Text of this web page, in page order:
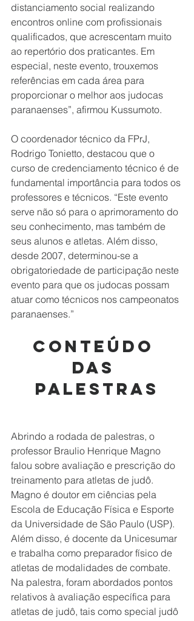
distanciamento social realizando
encontros online com profissionais
qualificados, que acrescentam muito
ao repertório dos praticantes. Em
especial, neste evento, trouxemos
referências em cada área para
proporcionar o melhor aos judocas
paranaenses”, afirmou Kussumoto.
O coordenador técnico da FPrJ,
Rodrigo Tonietto, destacou que o
curso de credenciamento técnico é de
fundamental importância para todos os
professores e técnicos. “Este evento
serve não só para o aprimoramento do
seu conhecimento, mas também de
seus alunos e atletas. Além disso,
desde 2007, determinou-se a
obrigatoriedade de participação neste
evento para que os judocas possam
atuar como técnicos nos campeonatos
paranaenses.”
Conteúdo
das
palestras
Abrindo a rodada de palestras, o
professor Braulio Henrique Magno
falou sobre avaliação e prescrição do
treinamento para atletas de judô.
Magno é doutor em ciências pela
Escola de Educação Física e Esporte
da Universidade de São Paulo (USP).
Além disso, é docente da Unicesumar
e trabalha como preparador físico de
atletas de modalidades de combate.
Na palestra, foram abordados pontos
relativos à avaliação específica para
atletas de judô, tais como special judô